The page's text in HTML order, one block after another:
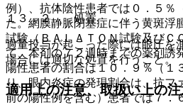
例）、抗体陰性患者では０．５％
た。網膜静脈閉塞症に伴う黄斑浮
試験（ＢＡＬＡＴＯＮ試験及びＣ
て、本剤の７２週時までの薬剤誘
陽性患者の割合は１０．９％（１
り、眼内炎症の発現割合は、抗フ
前の陽性例を含む）患者では７．
１３．２． 処置
過量投与が起こった際には眼圧を
場合には適切な処置を行うこと。
適用上の注意、取扱い上の